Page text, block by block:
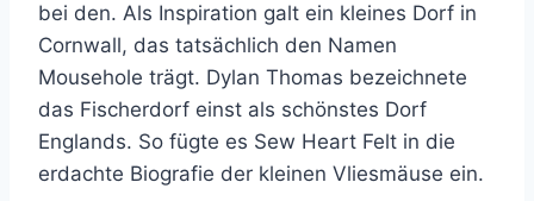
bei den. Als Inspiration galt ein kleines Dorf in
Cornwall, das tatsächlich den Namen
Mousehole trägt. Dylan Thomas bezeichnete
das Fischerdorf einst als schönstes Dorf
Englands. So fügte es Sew Heart Felt in die
erdachte Biografie der kleinen Vliesmäuse ein.